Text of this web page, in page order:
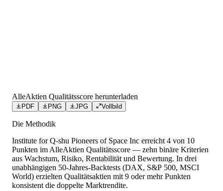
AlleAktien Qualitätsscore herunterladen
PDF PNG JPG Vollbild
Die Methodik
Institute for Q-shu Pioneers of Space Inc erreicht 4 von 10
Punkten im AlleAktien Qualitätsscore — zehn binäre Kriterien
aus Wachstum, Risiko, Rentabilität und Bewertung. In drei
unabhängigen 50-Jahres-Backtests (DAX, S&P 500, MSCI
World) erzielten Qualitätsaktien mit 9 oder mehr Punkten
konsistent die doppelte Marktrendite.